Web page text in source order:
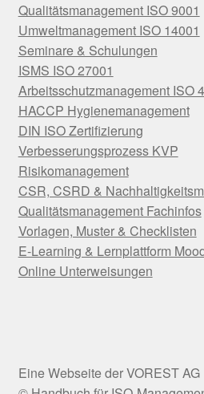
Qualitätsmanagement ISO 9001
Umweltmanagement ISO 14001
Seminare & Schulungen
ISMS ISO 27001
Arbeitsschutzmanagement ISO
HACCP Hygienemanagement
DIN ISO Zertifizierung
Verbesserungsprozess KVP
Risikomanagement
CSR, CSRD &
Qualitätsmanagement Fachinfos
Vorlagen, Muster & Checklisten
E-Learning & Lernplattform
Online Unterweisungen